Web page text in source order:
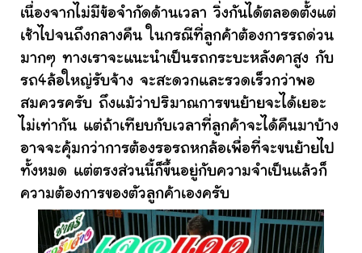
เนื่องจากไม่มีข้อจำกัดด้านเวลา วิ่งกันได้ตลอดตั้งแต่
เช้าไปจนถึงกลางคืน ในกรณีที่ลูกค้าต้องการรถด่วน
มากๆ ทางเราจะแนะนำเป็นรถกระบะหลังคาสูง กับ
รถ4ล้อใหญ่รับจ้าง จะสะดวกและรวดเร็วกว่าพอ
สมควรครับ ถึงแม้ว่าปริมาณการขนย้ายจะได้เยอะ
ไม่เท่ากัน แต่ถ้าเทียบกับเวลาที่ลูกค้าจะได้คืนมาบ้าง
อาจจะคุ้มกว่าการต้องรอรถหกล้อเพื่อที่จะขนย้ายไป
ทั้งหมด แต่ตรงส่วนนี้ก็ขึ้นอยู่กับความจำเป็นแล้วก็
ความต้องการของตัวลูกค้าเองครับ